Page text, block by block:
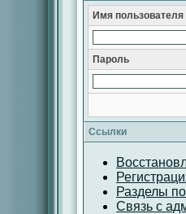
Имя пользователя
Пароль
Ссылки
Разделы
Связь с